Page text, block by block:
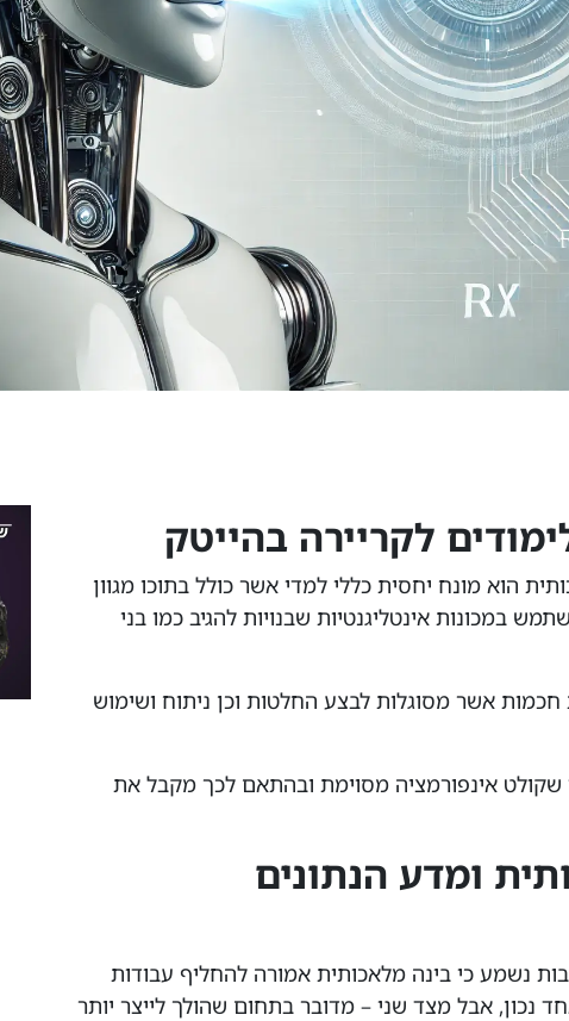
לקריירה בהייטק
הוא מונח יחסית כללי למדי אשר כולל בתוכו מגוון
במכונות אינטליגנטיות שבנויות להגיב כמו בני
חכמות אשר מסוגלות לבצע החלטות וכן ניתוח ושימוש
שקולט אינפורמציה מסוימת ובהתאם לכך מקבל את
ומדע הנתונים
נשמע כי בינה מלאכותית אמורה להחליף עבודות
נכון, אבל מצד שני – מדובר בתחום שהולך לייצר יותר